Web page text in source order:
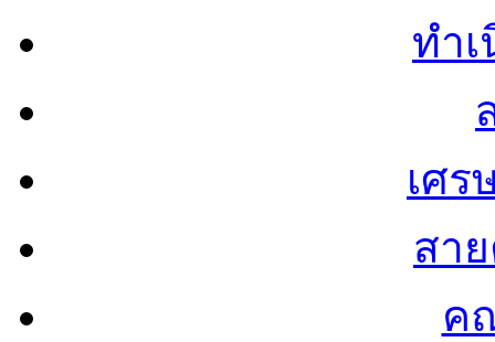
ทำ
เศร
สา
ค